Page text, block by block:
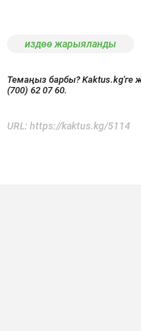
издөө жарыяланды
Темаңыз барбы? Kaktus.kg'ге
(700) 62 07 60.
URL: https://kaktus.kg/5114